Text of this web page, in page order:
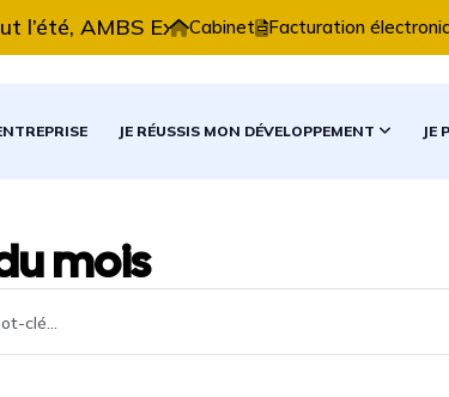
AMBS Expertise Comptable vous
Cabinet Facturation
JE RÉUSSIS MON DÉVELOPPEMENT JE
mois